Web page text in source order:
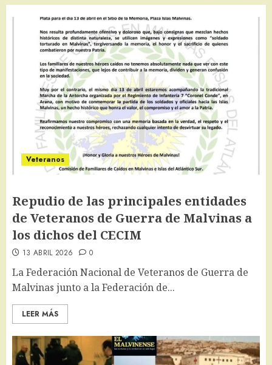
Veteranos
Repudio de las principales entidades
de Veteranos de Guerra de Malvinas a
los dichos del CECIM
13 ABRIL 2026 0
La Federación Nacional de Veteranos de Guerra de
Malvinas junto a la Federación de...
LEER MÁS